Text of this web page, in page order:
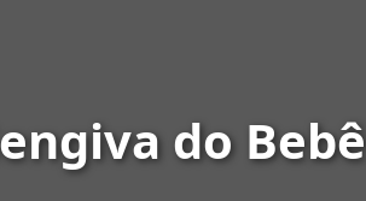
do Bebê